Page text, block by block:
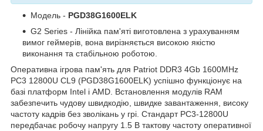
Модель - PGD38G1600ELK
G2 Series - Лінійка пам'яті виготовлена з урахуванням
вимог геймерів, вона вирізняється високою якістю
виконання та стабільною роботою.
Оперативна ігрова пам'ять для Patriot DDR3 4Gb 1600MHz
PC3 12800U CL9 (PGD38G1600ELK) успішно функціонує на
базі платформ Intel і AMD. Встановлення модулів RAM
забезпечить чудову швидкодію, швидке завантаження, високу
частоту кадрів без зволікань у грі. Стандарт PC3-12800U
передбачає робочу напругу 1.5 В тактову частоту оперативної